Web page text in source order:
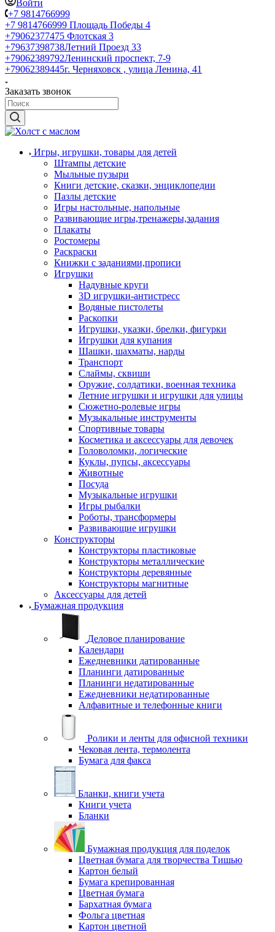
Войти
+7 9814766999
+7 9814766999 Площадь Победы 4
+79062377475 Флотская 3
+79637398738Летний Проезд 33
+79062389792Ленинский проспект, 7-9
+79062389445г. Черняховск , улица Ленина, 41
Заказать звонок
Игры, игрушки, товары для детей
Штампы детские
Мыльные пузыри
Книги детские, сказки, энциклопедии
Пазлы детские
Игры настольные, напольные
Развивающие игры,тренажеры,задания
Плакаты
Ростомеры
Раскраски
Книжки с заданиями,прописи
Игрушки
Надувные круги
3D игрушки-антистресс
Водяные пистолеты
Раскопки
Игрушки, указки, брелки, фигурки
Игрушки для купания
Шашки, шахматы, нарды
Транспорт
Слаймы, сквиши
Оружие, солдатики, военная техника
Летние игрушки и игрушки для улицы
Сюжетно-ролевые игры
Музыкальные инструменты
Спортивные товары
Косметика и аксессуары для девочек
Головоломки, логические
Куклы, пупсы, аксессуары
Животные
Посуда
Музыкальные игрушки
Игры рыбалки
Роботы, трансформеры
Развивающие игрушки
Конструкторы
Конструкторы пластиковые
Конструкторы металлические
Конструкторы деревянные
Конструкторы магнитные
Аксессуары для детей
Бумажная продукция
Деловое планирование
Календари
Ежедневники датированные
Планинги датированные
Планинги недатированные
Ежедневники недатированные
Алфавитные и телефонные книги
Ролики и ленты для офисной техники
Чековая лента, термолента
Бумага для факса
Бланки, книги учета
Книги учета
Бланки
Бумажная продукция для поделок
Цветная бумага для творчества Тишью
Картон белый
Бумага крепированная
Цветная бумага
Бархатная бумага
Фольга цветная
Картон цветной